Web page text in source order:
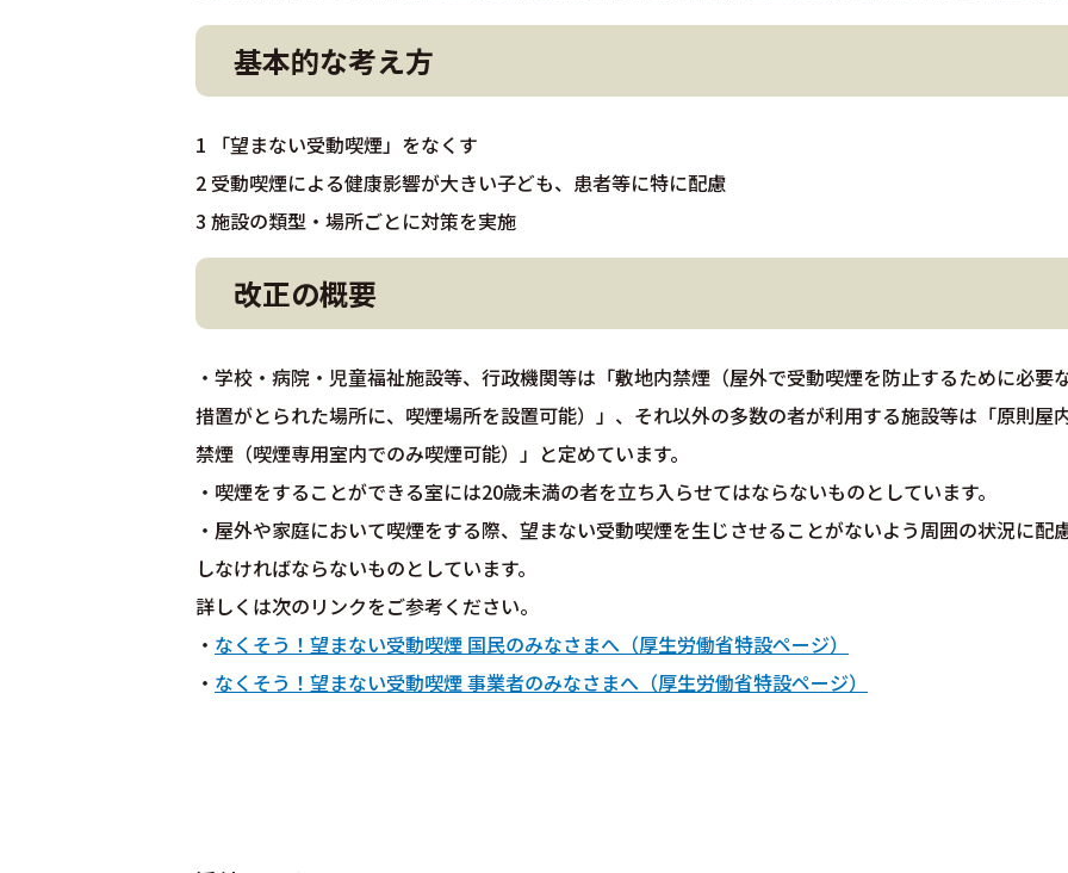
基本的な考え方
1 「望まない受動喫煙」をなくす
2 受動喫煙による健康影響が大きい子ども、患者等に特に配慮
3 施設の類型・場所ごとに対策を実施
改正の概要
・学校・病院・児童福祉施設等、行政機関等は「敷地内禁煙（屋外で受動喫煙を防止するために必要
措置がとられた場所に、喫煙場所を設置可能）」、それ以外の多数の者が利用する施設等は「原則屋
禁煙（喫煙専用室内でのみ喫煙可能）」と定めています。
・喫煙をすることができる室には20歳未満の者を立ち入らせてはならないものとしています。
・屋外や家庭において喫煙をする際、望まない受動喫煙を生じさせることがないよう周囲の状況に配
しなければならないものとしています。
詳しくは次のリンクをご参考ください。
・ なくそう！望まない受動喫煙 国民のみなさまへ（厚生労働省特設ページ）
・ なくそう！望まない受動喫煙 事業者のみなさまへ（厚生労働省特設ページ）